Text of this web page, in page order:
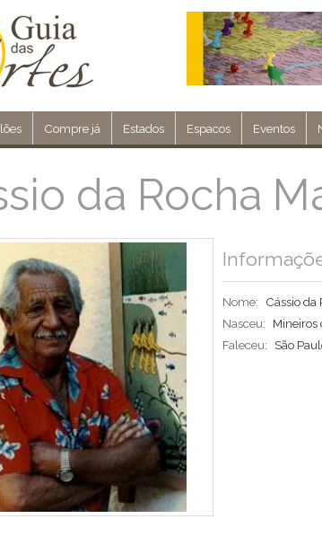
Compre já Estados Espacos Eventos
da Rocha
Nome:
Cássio da
Nasceu:
Mineiros
Faleceu:
São